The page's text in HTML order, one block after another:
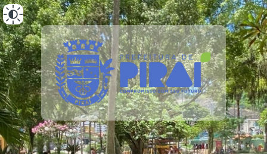
ALTO CONTRASTE MAPA DO SITE